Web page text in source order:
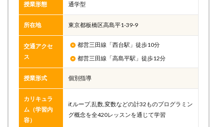
授業形態 通学型
所在地 東京都板橋区高島平1-39-9
交通アクセ
ス
都営三田線「西台駅」徒歩10分
都営三田線「高島平駅」徒歩12分
授業形式 個別指導
カリキュラ
ム（学習内
容）
if,ループ,乱数,変数などの計32ものプログラミン
グ概念を全420レッスンを通じて学習